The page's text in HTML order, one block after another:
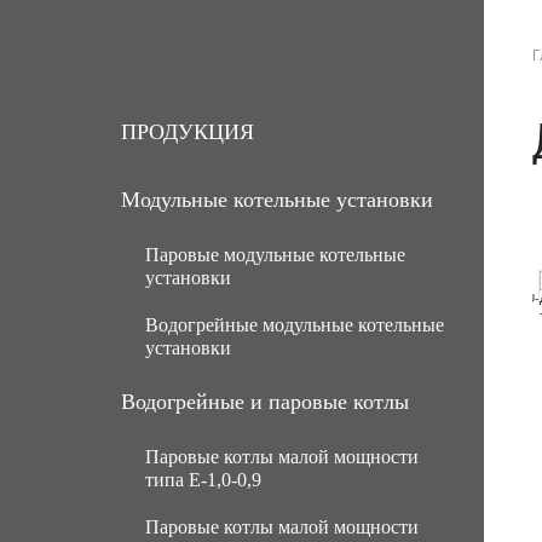
ПРОДУКЦИЯ
Модульные котельные установки
Паровые модульные котельные
установки
МКУ паровые угольные с ручной
подачей топлива
МКУ паровые угольные с
механической подачей топлива
Паровые газомазутные модульные
котельные установки
МКУ паровые мазутные (нефть)
Водогрейные модульные котельные
установки
МКУ водогрейные угольные с
ручной подачей топлива
МКУ водогрейные угольные с
механической подачей топлива
Водогрейные и паровые котлы
Паровые котлы малой мощности
типа Е-1,0-0,9
Паровые котлы малой мощности